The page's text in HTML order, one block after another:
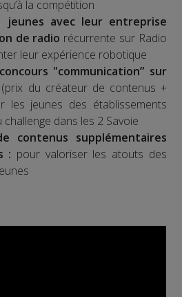
la compétition
jeunes avec leur entreprise
de radio récurrente sur Radio
leur expérience robotique
"communication” sur
(prix du créateur de contenus +
les jeunes des établissements
dans les 2 Savoie
contenus supplémentaires
: pour valoriser les atouts des